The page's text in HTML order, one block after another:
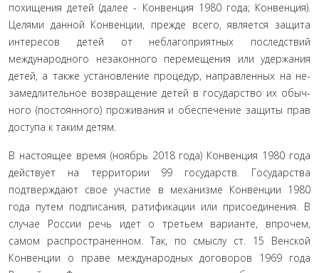
похищения детей (далее - Конвенция 1980 года; Конвен­ция).
Целями данной Конвенции, прежде всего, является защита
интересов детей от неблагоприятных последствий
международного незаконного перемещения или удержания
детей, а также установление процедур, направленных на не­
замедлительное возвращение детей в государство их обыч­
ного (постоянного) проживания и обеспечение защиты прав
доступа к таким детям.
В настоящее время (ноябрь 2018 года) Конвенция 1980 года
действует на территории 99 государств. Государства
подтверждают свое участие в механизме Конвенции 1980
года путем подписания, ратификации или присоединения. В
случае России речь идет о третьем варианте, впрочем,
самом распространенном. Так, по смыслу ст. 15 Венской
Конвенции о праве международных договоров 1969 года